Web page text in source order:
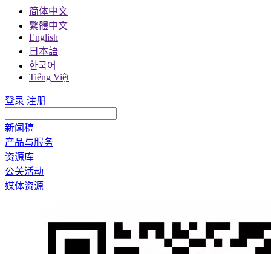
简体中文
繁體中文
English
日本語
한국어
Tiếng Việt
登录 注册
新闻稿
产品与服务
资源库
公关活动
媒体资源